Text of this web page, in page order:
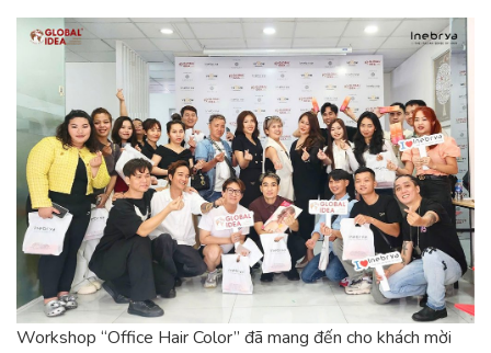
Workshop “Office Hair Color” đã mang đến cho khách mời